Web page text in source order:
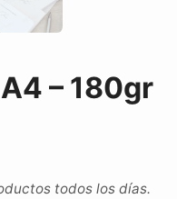
– 180gr
todos los días.